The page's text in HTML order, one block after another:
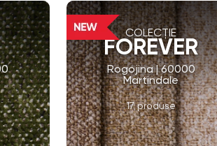
COLECȚIE
FOREVER
Rogojina | 60000
Martindale
17 produse